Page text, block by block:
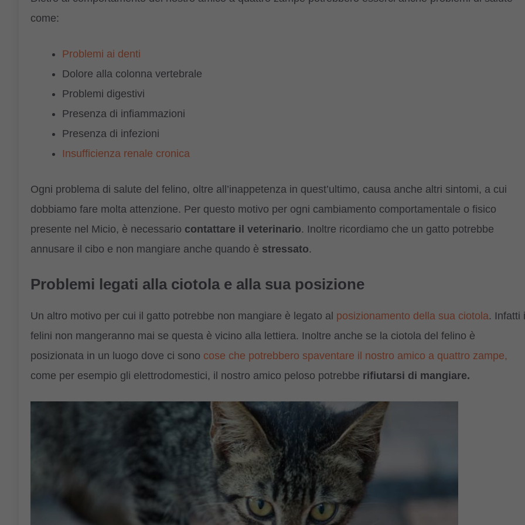
come:
Problemi ai denti
Dolore alla colonna vertebrale
Problemi digestivi
Presenza di infiammazioni
Presenza di infezioni
Insufficienza renale cronica
Ogni problema di salute del felino, oltre all’inappetenza in quest’ultimo, causa anche altri sintomi, a cui
dobbiamo fare molta attenzione. Per questo motivo per ogni cambiamento comportamentale o fisico
presente nel Micio, è necessario contattare il veterinario. Inoltre ricordiamo che un gatto potrebbe
annusare il cibo e non mangiare anche quando è stressato.
Problemi legati alla ciotola e alla sua posizione
Un altro motivo per cui il gatto potrebbe non mangiare è legato al posizionamento della sua ciotola. Infatti i
felini non mangeranno mai se questa è vicino alla lettiera. Inoltre anche se la ciotola del felino è
posizionata in un luogo dove ci sono cose che potrebbero spaventare il nostro amico a quattro zampe,
come per esempio gli elettrodomestici, il nostro amico peloso potrebbe rifiutarsi di mangiare.